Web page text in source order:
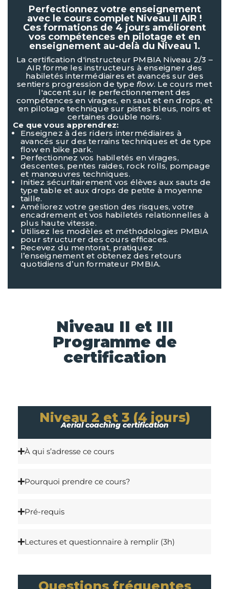
Perfectionnez votre enseignement
avec le cours complet Niveau II AIR !
Ces formations de 4 jours améliorent
vos compétences en pilotage et en
enseignement au-delà du Niveau 1.
La certification d'instructeur PMBIA Niveau 2/3 –
AIR forme les instructeurs à enseigner des
habiletés intermédiaires et avancés sur des
sentiers progression de typeflow. Le cours met
l'accent sur le perfectionnement des
compétences en virages, en saut et en drops, et
en pilotage technique sur pistes bleus, noirs et
certaines double noirs.
Ce que vous apprendrez:
Enseignez à des riders intermédiaires à
avancés sur des terrains techniques et de type
flow en bike park.
Perfectionnez vos habiletés en virages,
descentes, pentes raides, rock rolls, pompage
et manœuvres techniques.
Initiez sécuritairement vos élèves aux sauts de
type table et aux drops de petite à moyenne
taille.
Améliorez votre gestion des risques, votre
encadrement et vos habiletés relationnelles à
plus haute vitesse.
Utilisez les modèles et méthodologies PMBIA
pour structurer des cours efficaces.
Recevez du mentorat, pratiquez
l’enseignement et obtenez des retours
quotidiens d’un formateur PMBIA.
Niveau II et III
Programme de
certification
Niveau 2 et 3 (4 jours)
Aerial coaching certification
À qui s’adresse ce cours
Pourquoi prendre ce cours?
Pré-requis
Lectures et questionnaire à remplir (3h)
Questions fréquentes